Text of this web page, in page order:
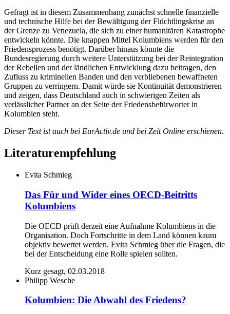
Gefragt ist in diesem Zusammenhang zunächst schnelle finanzielle
und technische Hilfe bei der Bewältigung der Flüchtlingskrise an
der Grenze zu Venezuela, die sich zu einer humanitären Katastrophe
entwickeln könnte. Die knappen Mittel Kolumbiens werden für den
Friedensprozess benötigt. Darüber hinaus könnte die
Bundesregierung durch weitere Unterstützung bei der Reintegration
der Rebellen und der ländlichen Entwicklung dazu beitragen, den
Zufluss zu kriminellen Banden und den verbliebenen bewaffneten
Gruppen zu verringern. Damit würde sie Kontinuität demonstrieren
und zeigen, dass Deutschland auch in schwierigen Zeiten als
verlässlicher Partner an der Seite der Friedensbefürworter in
Kolumbien steht.
Dieser Text ist auch bei EurActiv.de und bei Zeit Online erschienen.
Literaturempfehlung
Evita Schmieg
Das Für und Wider eines OECD-Beitritts
Kolumbiens
Die OECD prüft derzeit eine Aufnahme Kolumbiens in die
Organisation. Doch Fortschritte in dem Land können kaum
objektiv bewertet werden. Evita Schmieg über die Fragen, die
bei der Entscheidung eine Rolle spielen sollten.
Kurz gesagt, 02.03.2018
Philipp Wesche
Kolumbien: Die Abwahl des Friedens?